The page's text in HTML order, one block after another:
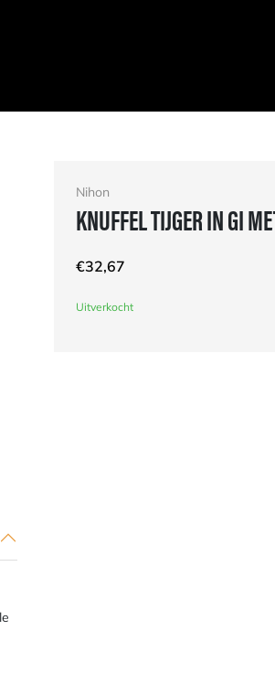
Nihon
KNUFFEL TIJGER IN GI
€32,67
Uitverkocht